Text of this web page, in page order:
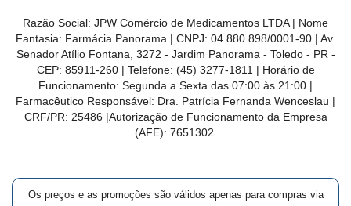
Razão Social: JPW Comércio de Medicamentos LTDA | Nome
Fantasia: Farmácia Panorama | CNPJ: 04.880.898/0001-90 | Av.
Senador Atílio Fontana, 3272 - Jardim Panorama - Toledo - PR -
CEP: 85911-260 | Telefone: (45) 3277-1811 | Horário de
Funcionamento: Segunda a Sexta das 07:00 às 21:00 |
Farmacêutico Responsável: Dra. Patrícia Fernanda Wenceslau |
CRF/PR: 25486 |Autorização de Funcionamento da Empresa
(AFE): 7651302.
Os preços e as promoções são válidos apenas para compras via